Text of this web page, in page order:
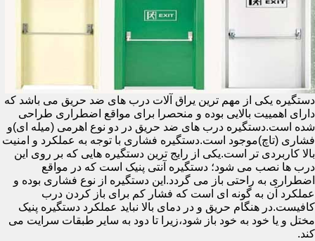
دستگیره یکی از مهم ترین یراق آلات درب های ضد حریق می باشد که
دارای اهمییت بالایی بوده و منحصرا برای مواقع اضطراری طراحی
شده است.دستگیره درب های ضد حریق در دو نوع اهرمی (میله ای)و
فشاری (تاچ)موجود است.دستگیره فشاری با توجه به عملکرد و امنیت
بالا کاربردی تر است.یکی از رایج ترین دستگیره هایی که بر روی این
درب ها نصب می شود؛ دستگیره آنتی پنیک است که در مواقع
اضطراری به راحتی باز می گردد.این دستگیره از نوع فشاری بوده و
عملکرد آن به گونه ای است که فشار کم برای باز کردن درب
کافیست.در هنگام حریق و در دمای بالا نباید عملکرد دستگیره پنیک
مختل و یا خود به خود باز شود،زیرا تا دود به سایر طبقات سرایت می
کند.